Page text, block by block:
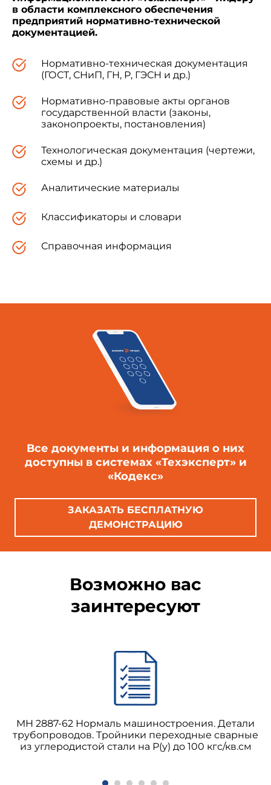
в области комплексного обеспечения
предприятий нормативно-технической
документацией.
Нормативно-техническая документация
(ГОСТ, СНиП, ГН, Р, ГЭСН и др.)
Нормативно-правовые акты органов
государственной власти (законы,
законопроекты, постановления)
Технологическая документация (чертежи,
схемы и др.)
Аналитические материалы
Классификаторы и словари
Справочная информация
Все документы и информация о них
доступны в системах «Техэксперт» и
«Кодекс»
ЗАКАЗАТЬ БЕСПЛАТНУЮ
ДЕМОНСТРАЦИЮ
Возможно вас
заинтересуют
МН 2887-62 Нормаль машиностроения. Детали
трубопроводов. Тройники переходные сварные
из углеродистой стали на Р(у) до 100 кгс/кв.см